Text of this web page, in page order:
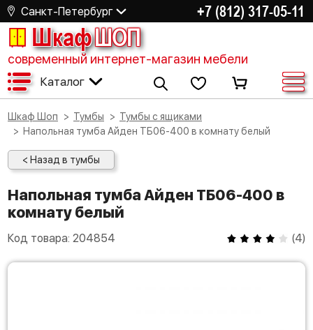
Санкт-Петербург +7 (812) 317-05-11
ШкафШОП
современный интернет-магазин мебели
Каталог
Шкаф Шоп Тумбы
Тумбы с ящиками
Напольная тумба Айден ТБ06-400 в комнату белый
< Назад в тумбы
Напольная тумба Айден ТБ06-400 в
комнату белый
Код товара: 204854 (4)